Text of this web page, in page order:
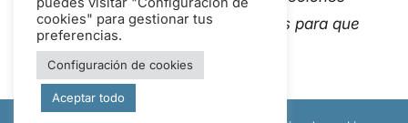
automáticas inexactas, avísanos para que
podamos corregirlas.
cookies" para gestionar tus
preferencias.
Configuración de cookies
Aceptar todo